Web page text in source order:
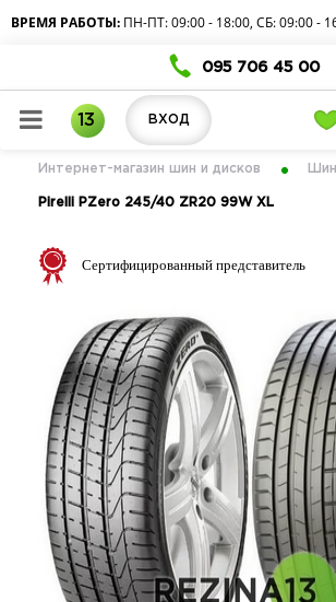
ВРЕМЯ РАБОТЫ: ПН-ПТ: 09:00 - 18:00, СБ: 09:00 -
095 706 45 00
13 ВХОД
Интернет-магазин шин и дисков
Pirelli PZero 245/40 ZR20 99W XL
Сертифицированный представитель